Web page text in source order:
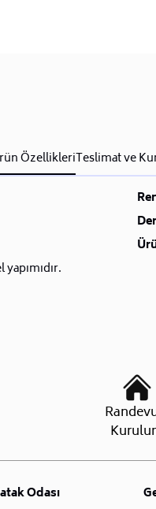
ÖzellikleriTeslimat ve
Odası